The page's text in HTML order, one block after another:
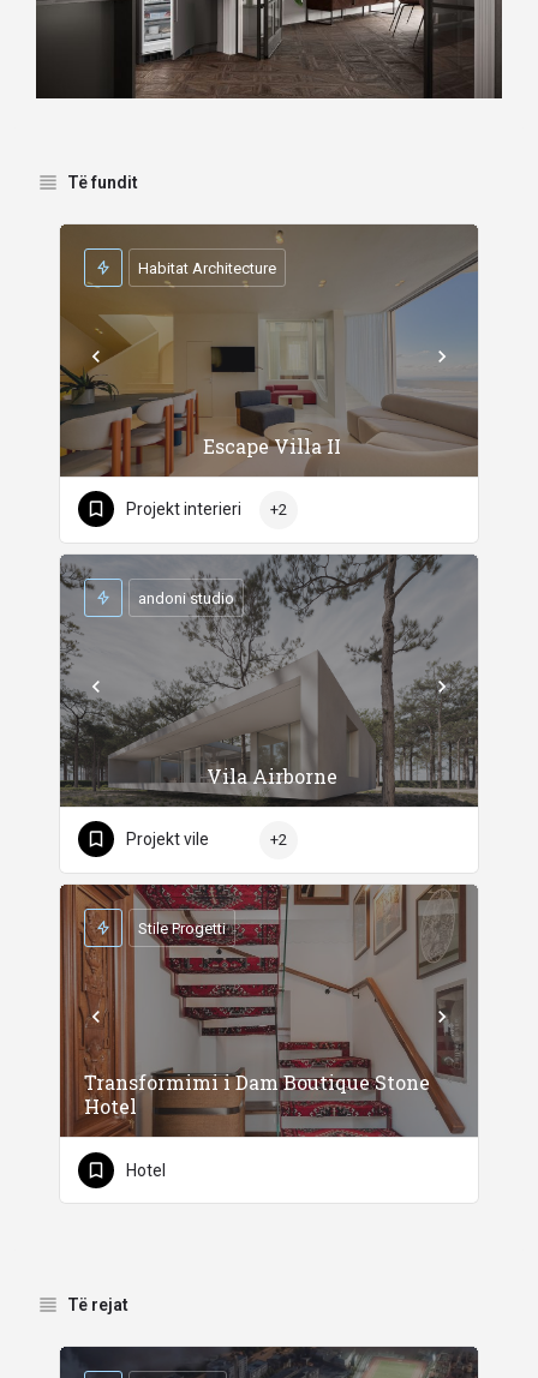
Të fundit
Escape Villa II
Habitat Architecture
Projekt interieri +2
Vila Airborne
andoni studio
Projekt vile +2
Transformimi i Dam Boutique Stone
Hotel
Stile Progetti
Hotel
Të rejat